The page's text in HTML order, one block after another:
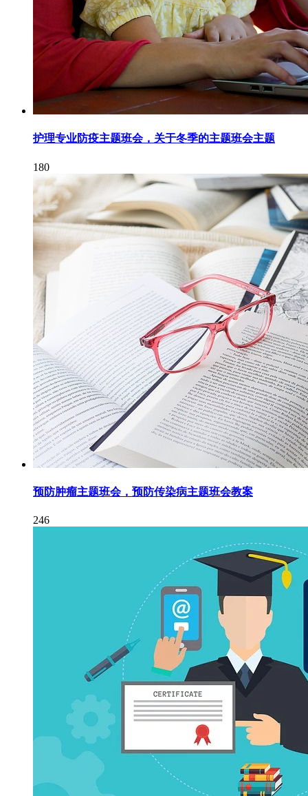
护理专业防疫主题班会，关于冬季的主题班会主题
180
预防肿瘤主题班会，预防传染病主题班会教案
246